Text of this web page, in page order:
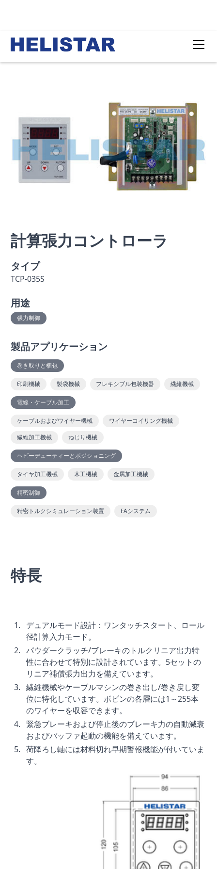
Top 製品ラインナップ 計算張力コントローラ
計算張力コントローラ
タイプ
TCP-035S
用途
張力制御
製品アプリケーション
巻き取りと梱包
印刷機械 製袋機械 フレキシブル包装機器 繊維機械
電線・ケーブル加工
ケーブルおよびワイヤー機械
ワイヤーコイリング機械
繊維加工機械
ねじり機械
ヘビーデューティーとポジショニング
タイヤ加工機械 木工機械 金属加工機械
精密制御
精密トルクシミュレーション装置 FAシステム
特長
デュアルモード設計：ワンタッチスタート、ロール
径計算入力モード。
パウダークラッチ/ブレーキのトルクリニア出力特
性に合わせて特別に設計されています。5セットの
リニア補償張力出力を備えています。
繊維機械やケーブルマシンの巻き出し/巻き戻し変
位に特化しています。ボビンの各層には1～255本
のワイヤーを収容できます。
緊急ブレーキおよび停止後のブレーキ力の自動減衰
およびバッファ起動の機能を備えています。
荷降ろし軸には材料切れ早期警報機能が付いていま
す。